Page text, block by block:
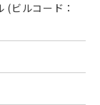
(ビルコード：